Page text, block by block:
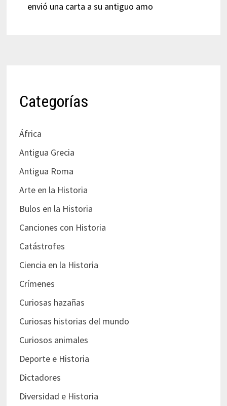
envió una carta a su antiguo amo
Categorías
África
Antigua Grecia
Antigua Roma
Arte en la Historia
Bulos en la Historia
Canciones con Historia
Catástrofes
Ciencia en la Historia
Crímenes
Curiosas hazañas
Curiosas historias del mundo
Curiosos animales
Deporte e Historia
Dictadores
Diversidad e Historia